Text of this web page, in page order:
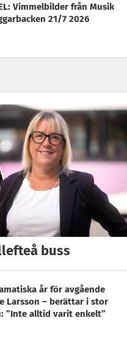
Vimmelbilder från Musik
21/7 2026
buss
år för avgående
Larsson – berättar i stor
”Inte alltid varit enkelt”